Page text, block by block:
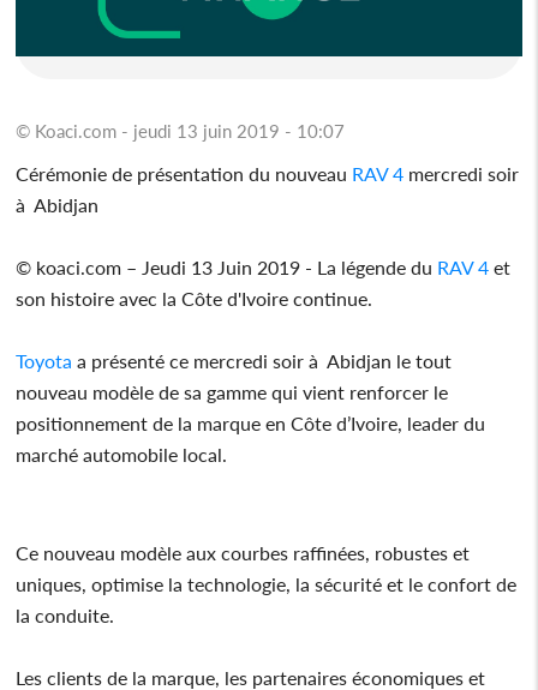
© Koaci.com - jeudi 13 juin 2019 - 10:07
Cérémonie de présentation du nouveau RAV 4 mercredi soir
à Abidjan
© koaci.com – Jeudi 13 Juin 2019 - La légende du RAV 4 et
son histoire avec la Côte d'Ivoire continue.
Toyota a présenté ce mercredi soir à Abidjan le tout
nouveau modèle de sa gamme qui vient renforcer le
positionnement de la marque en Côte d’Ivoire, leader du
marché automobile local.
Ce nouveau modèle aux courbes raffinées, robustes et
uniques, optimise la technologie, la sécurité et le confort de
la conduite.
Les clients de la marque, les partenaires économiques et